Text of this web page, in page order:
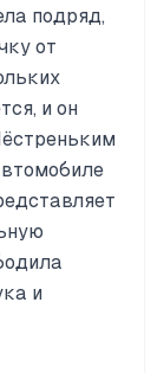
подряд,
от
и он
и